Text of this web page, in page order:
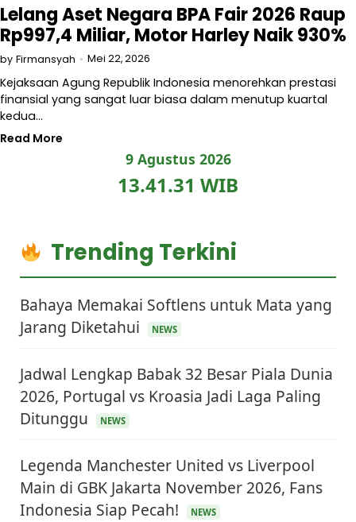
Lelang Aset Negara BPA Fair 2026 Raup
Rp997,4 Miliar, Motor Harley Naik 930%
by Firmansyah Mei 22, 2026
Kejaksaan Agung Republik Indonesia menorehkan prestasi
finansial yang sangat luar biasa dalam menutup kuartal
kedua…
Read More
9 Agustus 2026
13.41.31 WIB
Trending Terkini
Bahaya Memakai Softlens untuk Mata yang
Jarang Diketahui
NEWS
Jadwal Lengkap Babak 32 Besar Piala Dunia
2026, Portugal vs Kroasia Jadi Laga Paling
Ditunggu
NEWS
Legenda Manchester United vs Liverpool
Main di GBK Jakarta November 2026, Fans
Indonesia Siap Pecah!
NEWS